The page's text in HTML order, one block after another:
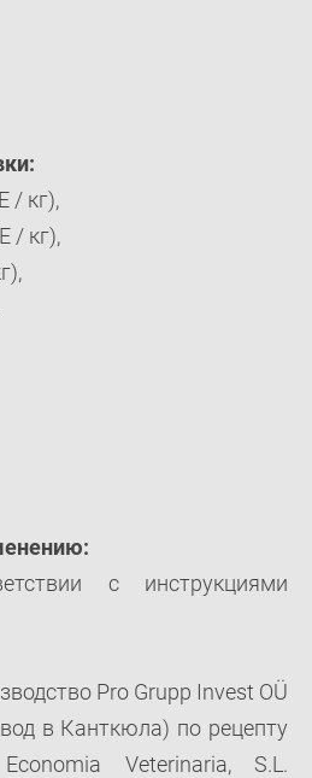
/ кг),
/ кг),
с инструкциями
Pro Grupp Invest OÜ
в Канткюла) по рецепту
Veterinaria, S.L.